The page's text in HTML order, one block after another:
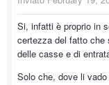
Si, infatti è proprio in
certezza del fatto
delle casse e di
Solo che, dove li